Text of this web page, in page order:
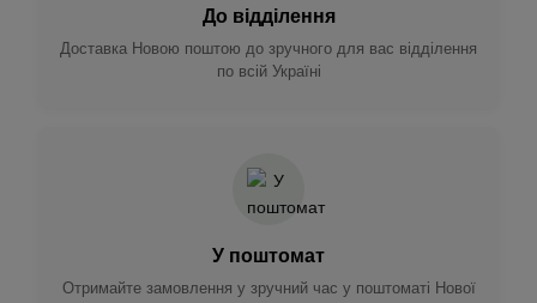
До відділення
Доставка Новою поштою до зручного для вас відділення
по всій Україні
У поштомат
Отримайте замовлення у зручний час у поштоматі Нової